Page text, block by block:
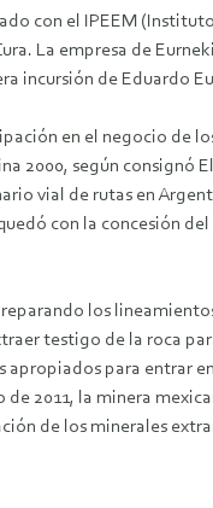
con el IPEEM
La empresa de
incursión de Eduardo
en el negocio de
2000, según consignó
vial de rutas en
con la concesión
los
testigo de la roca
apropiados para entrar
de 2011, la minera
de los minerales